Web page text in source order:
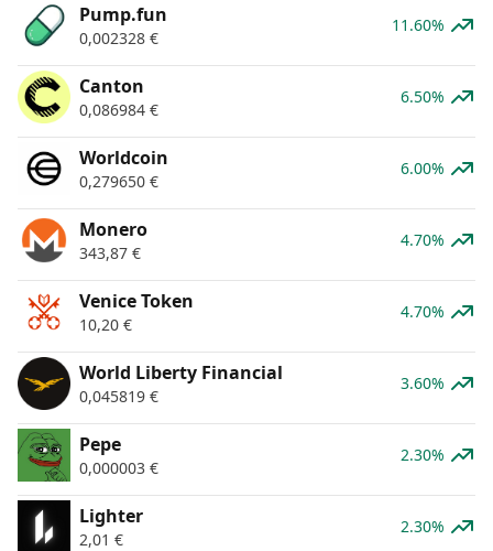
Pump.fun
0,002328 €
11.60%
Canton
0,086984 €
6.50%
Worldcoin
0,279650 €
6.00%
Monero
343,87 €
4.70%
Venice Token
10,20 €
4.70%
World Liberty Financial
0,045819 €
3.60%
Pepe
0,000003 €
2.30%
Lighter
2,01 €
2.30%